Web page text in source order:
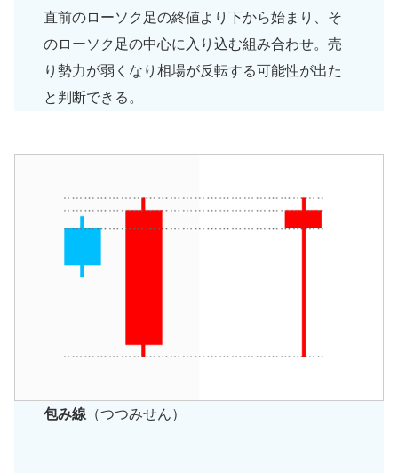
直前のローソク足の終値より下から始まり、そ
のローソク足の中心に入り込む組み合わせ。売
り勢力が弱くなり相場が反転する可能性が出た
と判断できる。
包み線 （つつみせん）